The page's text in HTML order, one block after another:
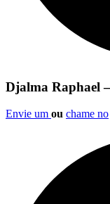
Djalma Raphael
Envie um ou chame no